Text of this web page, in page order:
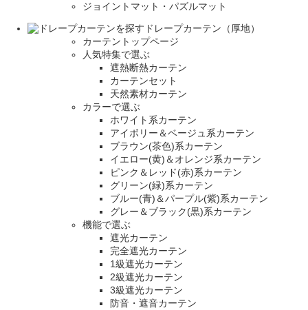
ジョイントマット・パズルマット
ドレープカーテン（厚地）
カーテントップページ
人気特集で選ぶ
遮熱断熱カーテン
カーテンセット
天然素材カーテン
カラーで選ぶ
ホワイト系カーテン
アイボリー＆ベージュ系カーテン
ブラウン(茶色)系カーテン
イエロー(黄)＆オレンジ系カーテン
ピンク＆レッド(赤)系カーテン
グリーン(緑)系カーテン
ブルー(青)＆パープル(紫)系カーテン
グレー＆ブラック(黒)系カーテン
機能で選ぶ
遮光カーテン
完全遮光カーテン
1級遮光カーテン
2級遮光カーテン
3級遮光カーテン
防音・遮音カーテン